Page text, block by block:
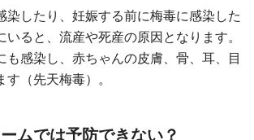
染したり、妊娠する前に梅毒に感染した
いると、流産や死産の原因となります。
も感染し、赤ちゃんの皮膚、骨、耳、目
（先天梅毒）。
ムでは予防できない？